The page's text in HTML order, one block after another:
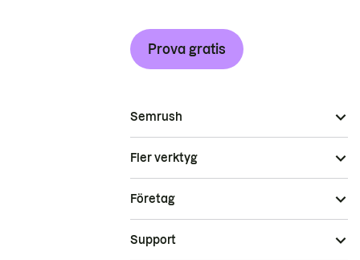
Prova gratis
Semrush
Fler verktyg
Företag
Support